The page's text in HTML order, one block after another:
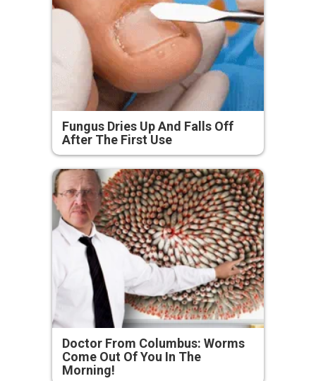
Fungus Dries Up And Falls Off
After The First Use
Doctor From Columbus: Worms
Come Out Of You In The
Morning!